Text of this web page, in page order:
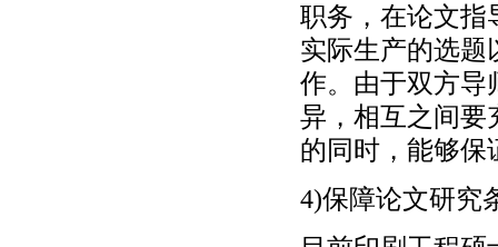
职务，在论文指
实际生产的选题
作。由于双方导
异，相互之间要
的同时，能够保
4)保障论文研究